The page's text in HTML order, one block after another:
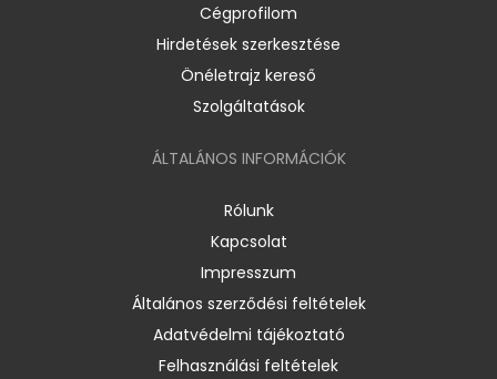
Cégprofilom
Hirdetések szerkesztése
Önéletrajz kereső
Szolgáltatások
ÁLTALÁNOS INFORMÁCIÓK
Rólunk
Kapcsolat
Impresszum
Általános szerződési feltételek
Adatvédelmi tájékoztató
Felhasználási feltételek